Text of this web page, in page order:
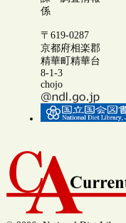
係
〒619-0287
京都府相楽郡
精華町精華台
8-1-3
chojo